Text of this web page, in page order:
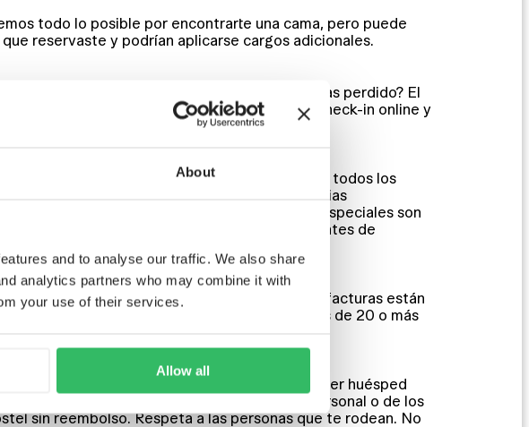
About
and to analyse our traffic. We also share
analytics partners who may combine it with
your use of their services.
Allow all
todo lo posible por encontrarte una cama, pero puede
reservaste y podrían aplicarse cargos adicionales.
para acceder al hostel y a tu habitación. ¿La has perdido? El
perderla de vista. Como alternativa, haz el check-in online y
especiales y paquetes, disponibles para todos los
de 20 o más personas, que tienen sus propias
de descuento joven y algunas otras ofertas especiales son
estás seguro? Pregunta a nuestro equipo antes de
proporcionarte recibos de tu estancia. Las facturas están
de nuestro equipo de reservas para grupos de 20 o más
y eso implica cuidarse mutuamente. Cualquier huésped
o el bienestar de otros huéspedes, del personal o de los
sin reembolso. Respeta a las personas que te rodean. No